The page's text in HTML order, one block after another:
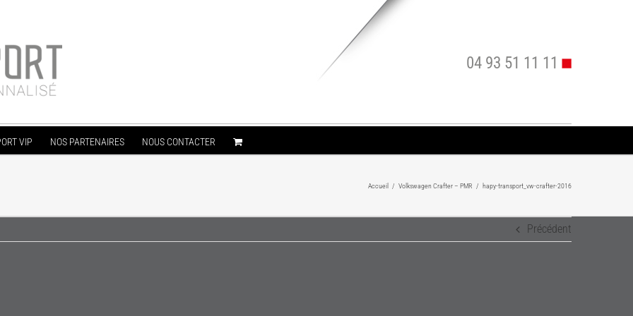
04 93 51 11 11
VIP NOS PARTENAIRES NOUS CONTACTER
Accueil / Volkswagen Crafter – PMR / hapy-transport_vw-crafter-2016
Précédent